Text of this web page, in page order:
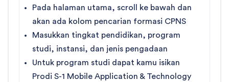
Pada halaman utama, scroll ke bawah dan
akan ada kolom pencarian formasi CPNS
Masukkan tingkat pendidikan, program
studi, instansi, dan jenis pengadaan
Untuk program studi dapat kamu isikan
Prodi S-1 Mobile Application & Technology